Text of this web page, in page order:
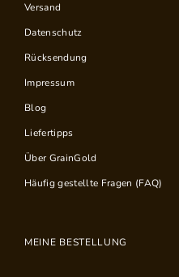
Versand
Datenschutz
Rücksendung
Impressum
Blog
Liefertipps
Über GrainGold
Häufig gestellte Fragen (FAQ)
MEINE BESTELLUNG